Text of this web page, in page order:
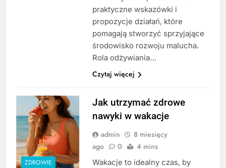
praktyczne wskazówki i
propozycje działań, które
pomagają stworzyć sprzyjające
środowisko rozwoju malucha.
Rola odżywiania…
Czytaj więcej
ZDROWIE
Jak utrzymać zdrowe
nawyki w wakacje
admin
8 miesięcy
ago
0 4 mins
Wakacje to idealny czas, by